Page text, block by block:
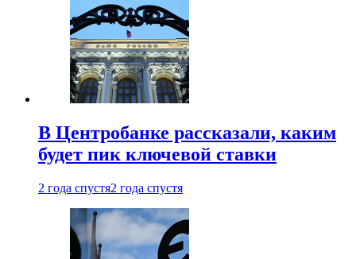
В Центробанке рассказали, каким
будет пик ключевой ставки
2 года спустя2 года спустя